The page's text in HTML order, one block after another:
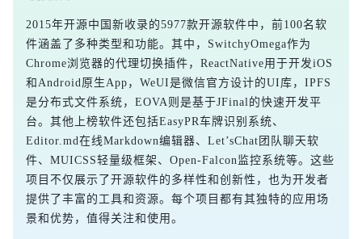
2015年开源中国新收录的5977款开源软件中，前100名软
件涵盖了多种类型和功能。其中，SwitchyOmega作为
Chrome浏览器的代理切换插件，ReactNative用于开发iOS
和Android原生App，WeUI是微信官方设计的UI库，IPFS
是分布式文件系统，EOVA则是基于JFinal的快速开发平
台。其他上榜软件还包括EasyPR车牌识别系统、
Editor.md在线Markdown编辑器、Let’sChat团队聊天软
件、MUICSS轻量级框架、Open-Falcon监控系统等。这些
项目不仅展示了开源软件的多样性和创新性，也为开发者
提供了丰富的工具和资源。每个项目都有其独特的应用场
景和优势，值得关注和使用。